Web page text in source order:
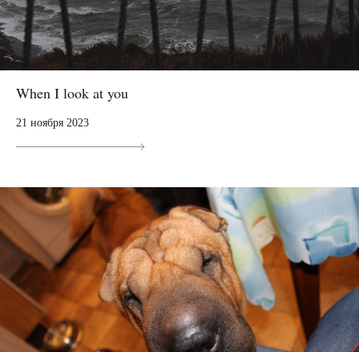
When I look at you
21 ноября 2023